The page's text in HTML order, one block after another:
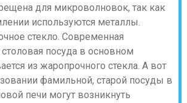
для микроволновок, так как
используются металлы.
стекло. Современная
столовая посуда в основном
из жаропрочного стекла. А вот
фамильной, старой посуды в
печи могут возникнуть